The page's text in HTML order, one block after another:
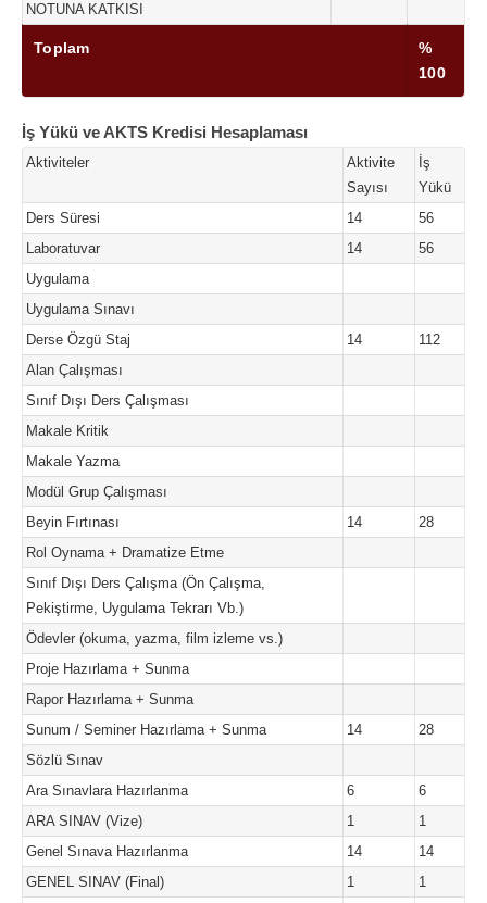
NOTUNA KATKISI
Toplam
%
100
İş Yükü ve AKTS Kredisi Hesaplaması
Aktiviteler
Aktivite
Sayısı
İş
Yükü
Ders Süresi
14
56
Laboratuvar
14
56
Uygulama
Uygulama Sınavı
Derse Özgü Staj
14
112
Alan Çalışması
Sınıf Dışı Ders Çalışması
Makale Kritik
Makale Yazma
Modül Grup Çalışması
Beyin Fırtınası
14
28
Rol Oynama + Dramatize Etme
Sınıf Dışı Ders Çalışma (Ön Çalışma,
Pekiştirme, Uygulama Tekrarı Vb.)
Ödevler (okuma, yazma, film izleme vs.)
Proje Hazırlama + Sunma
Rapor Hazırlama + Sunma
Sunum / Seminer Hazırlama + Sunma
14
28
Sözlü Sınav
Ara Sınavlara Hazırlanma
6
6
ARA SINAV (Vize)
1
1
Genel Sınava Hazırlanma
14
14
GENEL SINAV (Final)
1
1